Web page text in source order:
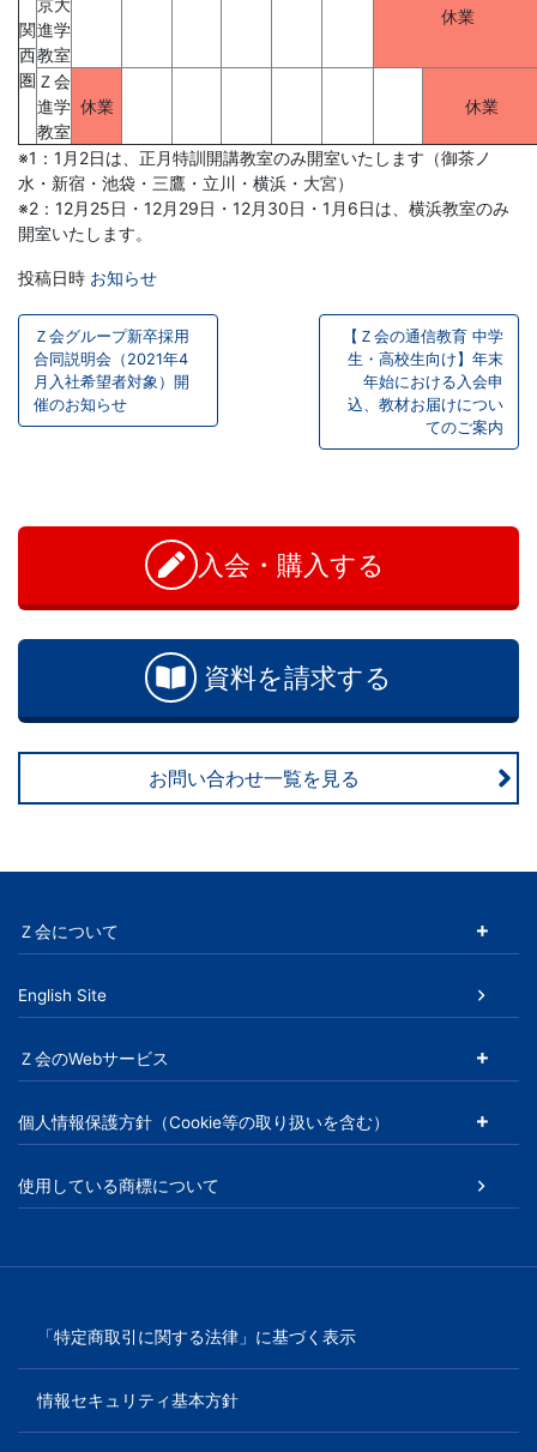
育
を
は
じ
め
と
し
サ
ビ
ス
開
す
る
Ｚ
会
グ
ー
プ
関
西
圏
京大
進学
教室
休業
Ｚ会
進学
教室
休業 休業
※1：1月2日は、正月特訓開講教室のみ開室いたします（御茶ノ
水・新宿・池袋・三鷹・立川・横浜・大宮）
※2：12月25日・12月29日・12月30日・1月6日は、横浜教室のみ
開室いたします。
投稿日時 お知らせ
投
稿
ナ
ー
ョ
ン
Ｚ会グループ新卒採用
合同説明会（2021年4
月入社希望者対象）開
催のお知らせ
【Ｚ会の通信教育 中学
生・高校生向け】年末
年始における入会申
込、教材お届けについ
てのご案内
入会・購入する
資料を請求する
お問い合わせ一覧を見る
Ｚ会について
English Site
Ｚ会のWebサービス
個人情報保護方針（Cookie等の取り扱いを含む）
使用している商標について
「特定商取引に関する法律」に基づく表示
情報セキュリティ基本方針